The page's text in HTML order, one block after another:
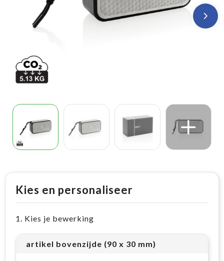
Kies en personaliseer
1. Kies je bewerking
artikel bovenzijde (90 x 30 mm)